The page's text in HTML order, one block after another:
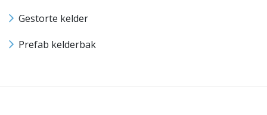
Gestorte kelder
Prefab kelderbak